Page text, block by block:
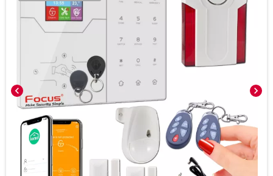
chevron_left chevron_right